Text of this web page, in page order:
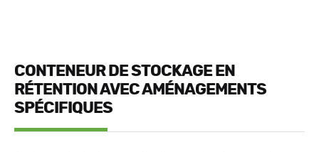
CONTENEUR DE STOCKAGE EN
RÉTENTION AVEC AMÉNAGEMENTS
SPÉCIFIQUES